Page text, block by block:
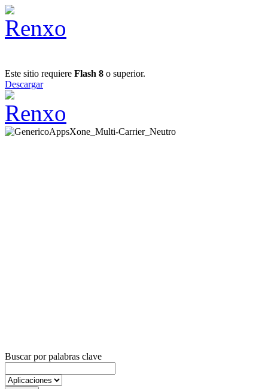
Este sitio requiere Flash 8 o superior.
Descargar
Buscar por palabras clave